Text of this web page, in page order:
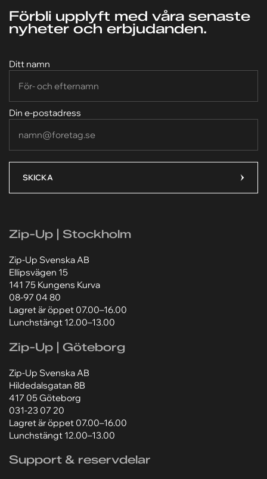
Förbli upplyft med våra senaste
nyheter och erbjudanden.
Ditt namn
Din e-postadress
SKICKA
Zip-Up | Stockholm
Zip-Up Svenska AB
Ellipsvägen 15
141 75 Kungens Kurva
08-97 04 80
Lagret är öppet 07.00–16.00
Lunchstängt 12.00–13.00
Zip-Up | Göteborg
Zip-Up Svenska AB
Hildedalsgatan 8B
417 05 Göteborg
031-23 07 20
Lagret är öppet 07.00–16.00
Lunchstängt 12.00–13.00
Support & reservdelar